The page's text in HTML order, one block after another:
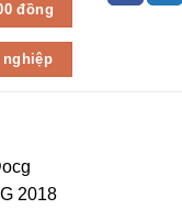
đồng
nghiệp
2018